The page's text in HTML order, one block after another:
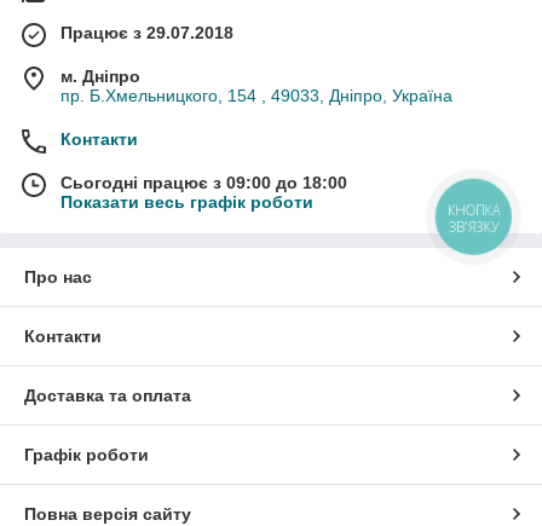
Працює з 29.07.2018
м. Дніпро
пр. Б.Хмельницкого, 154 , 49033, Дніпро, Україна
Контакти
Сьогодні працює з 09:00 до 18:00
Показати весь графік роботи
Про нас
Контакти
Доставка та оплата
Графік роботи
Повна версія сайту
КНОПКА
ЗВ'ЯЗКУ